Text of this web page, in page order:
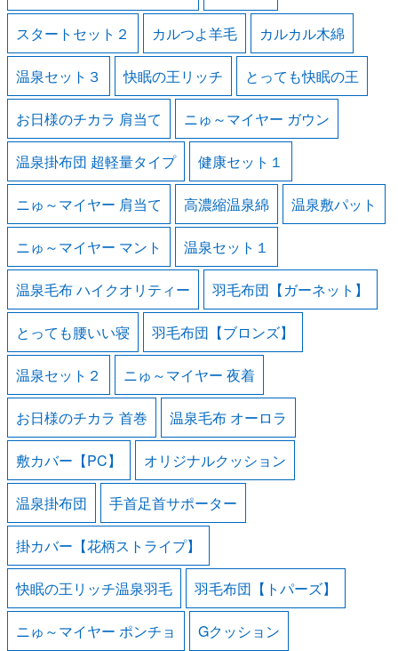
スタートセット２ カルつよ羊毛 カルカル木綿
温泉セット３ 快眠の王リッチ とっても快眠の王
お日様のチカラ 肩当て ニゅ～マイヤー ガウン
温泉掛布団 超軽量タイプ 健康セット１
ニゅ～マイヤー 肩当て 高濃縮温泉綿 温泉敷パット
ニゅ～マイヤー マント 温泉セット１
温泉毛布 ハイクオリティー 羽毛布団【ガーネット】
とっても腰いい寝 羽毛布団【ブロンズ】
温泉セット２ ニゅ～マイヤー 夜着
お日様のチカラ 首巻 温泉毛布 オーロラ
敷カバー【PC】 オリジナルクッション
温泉掛布団 手首足首サポーター
掛カバー【花柄ストライプ】
快眠の王リッチ温泉羽毛 羽毛布団【トパーズ】
ニゅ～マイヤー ポンチョ Gクッション